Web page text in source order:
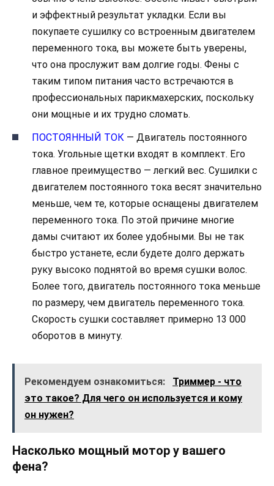
и эффектный результат укладки. Если вы
покупаете сушилку со встроенным двигателем
переменного тока, вы можете быть уверены,
что она прослужит вам долгие годы. Фены с
таким типом питания часто встречаются в
профессиональных парикмахерских, поскольку
они мощные и их трудно сломать.
ПОСТОЯННЫЙ ТОК — Двигатель постоянного
тока. Угольные щетки входят в комплект. Его
главное преимущество — легкий вес. Сушилки с
двигателем постоянного тока весят значительно
меньше, чем те, которые оснащены двигателем
переменного тока. По этой причине многие
дамы считают их более удобными. Вы не так
быстро устанете, если будете долго держать
руку высоко поднятой во время сушки волос.
Более того, двигатель постоянного тока меньше
по размеру, чем двигатель переменного тока.
Скорость сушки составляет примерно 13 000
оборотов в минуту.
Рекомендуем ознакомиться:
Триммер - что
это такое? Для чего он используется и кому
он нужен?
Насколько мощный мотор у вашего
фена?